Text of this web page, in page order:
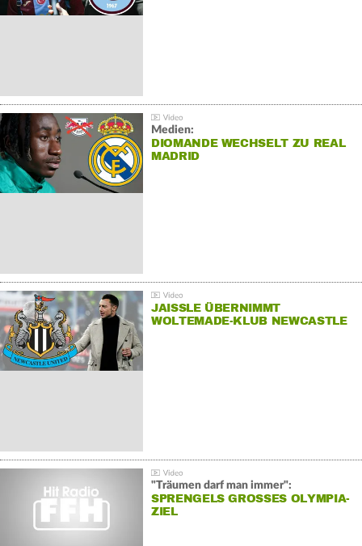
Medien:
DIOMANDE WECHSELT ZU REAL
MADRID
JAISSLE ÜBERNIMMT
WOLTEMADE-KLUB NEWCASTLE
"Träumen darf man immer":
SPRENGELS GROSSES OLYMPIA-Z
IEL